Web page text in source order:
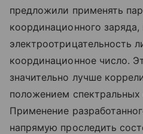
предложили применять
координационного
электроотрицательность
координационное число.
значительно лучше
положением спектральных
Применение
напрямую проследить